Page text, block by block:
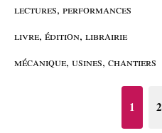
lectures, performances
livre, édition, librairie
mécanique, usines, chantiers
1 2